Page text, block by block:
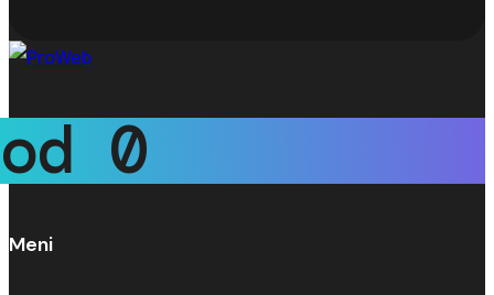
od 0
Meni